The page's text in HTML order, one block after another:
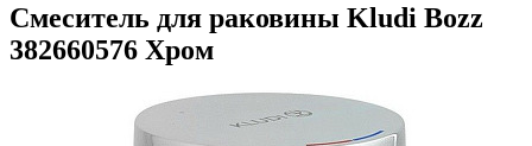
Смеситель для раковины Kludi Bozz
382660576 Хром